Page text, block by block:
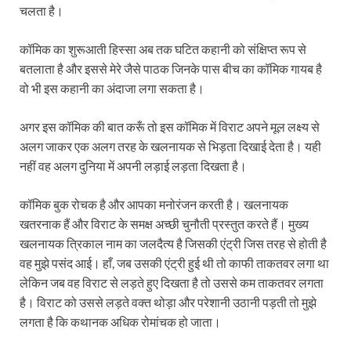
चलता है।
कॉमिक का शुरूआती हिस्सा अब तक घटित कहानी को संक्षिप्त रूप से
बतलाता है और इससे मेरे जैसे पाठक जिनके पास बीच का कॉमिक गायब है
वो भी इस कहानी का अंदाजा लगा सकता है।
अगर इस कॉमिक की बात करूँ तो इस कॉमिक में विराट अपने मूल लक्ष्य से
अलग जाकर एक अलग तरह के खलनायक से भिड़ता दिखाई देता है। यही
नहीं वह अलग दुनिया में अपनी लड़ाई लड़ता दिखता है।
कॉमिक बुक रोचक है और आपका मनोरंजन करती है। खलनायक
खतरनाक हैं और विराट के समक्ष अच्छी चुनौती प्रस्तुत करते हैं। मुख्य
खलनायक त्रिकाल नाम का जलदैत्य है जिसकी एंट्री जिस तरह से होती है
वह मुझे पसंद आई। हाँ, जब उसकी एंट्री हुई थी तो काफी ताकतवर लगा था
लेकिन जब वह विराट से लड़ते हुए दिखता है तो उससे कम ताकतवर लगता
है। विराट को उससे लड़ते वक्त थोड़ा और परेशानी उठानी पड़ती तो मुझे
लगता है कि कथानक अधिक रोमांचक हो जाता।